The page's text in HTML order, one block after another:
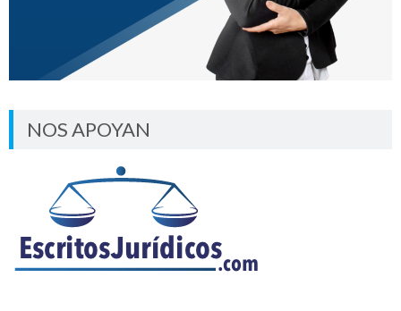
NOS APOYAN